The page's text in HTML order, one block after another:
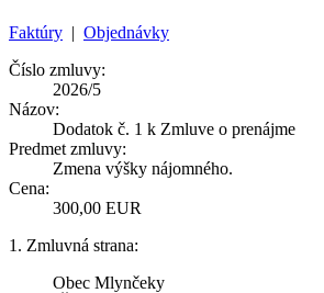
Faktúry | Objednávky
Číslo zmluvy:
2026/5
Názov:
Dodatok č. 1 k Zmluve o prenájme
Predmet zmluvy:
Zmena výšky nájomného.
Cena:
300,00 EUR
1. Zmluvná strana:
Obec Mlynčeky